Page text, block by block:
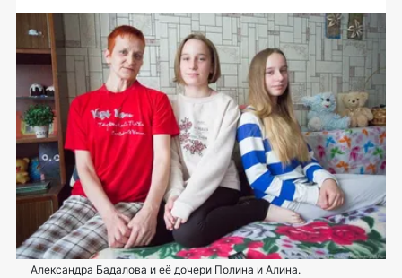
Александра Бадалова и её дочери Полина и Алина.